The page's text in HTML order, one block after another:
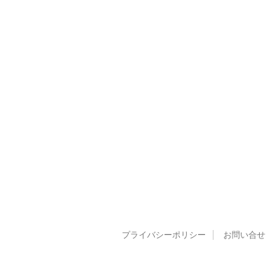
プライバシーポリシー お問い合せ